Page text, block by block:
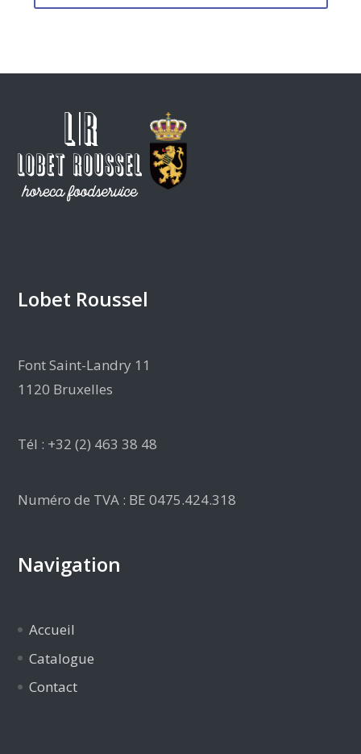
Lobet Roussel
Font Saint-Landry 11
1120 Bruxelles
Tél : +32 (2) 463 38 48
Numéro de TVA : BE 0475.424.318
Navigation
Accueil
Catalogue
Contact